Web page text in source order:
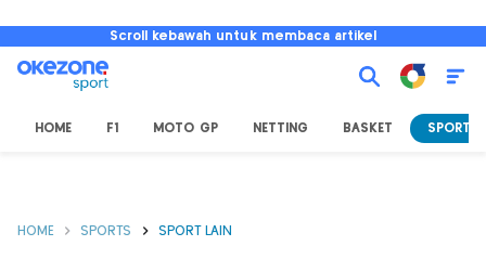
Scroll kebawah untuk membaca artikel
HOME F1 MOTO GP NETTING BASKET SPORT
HOME SPORTS SPORT LAIN